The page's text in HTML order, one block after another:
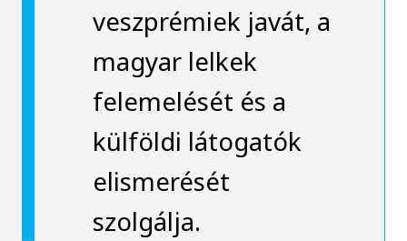
veszprémiek javát, a
magyar lelkek
felemelését és a
külföldi látogatók
elismerését
szolgálja.